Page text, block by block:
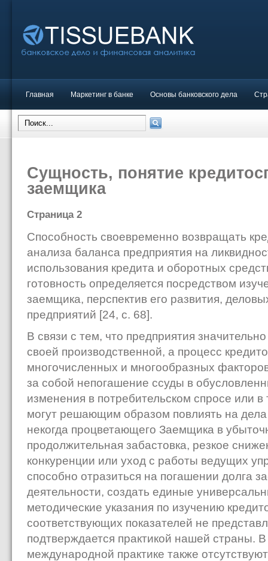
Главная Маркетинг в банке Основы банковского дела
Сущность, понятие
заемщика
Страница 2
Способность своевременно возвращать
анализа баланса предприятия на
использования кредита и оборотных
готовность определяется посредством
заемщика, перспектив его развития,
предприятий [24, с. 68].
В связи с тем, что предприятия
своей производственной, а процесс
многочисленных и многообразных
за собой непогашение ссуды в
изменения в потребительском спросе или в
могут решающим образом повлиять на
некогда процветающего Заемщика в
продолжительная забастовка, резкое
конкуренции или уход с работы ведущих
способно отразиться на погашении долга
деятельности, создать единые
методические указания по изучению
соответствующих показателей не
подтверждается практикой нашей страны.
международной практике также